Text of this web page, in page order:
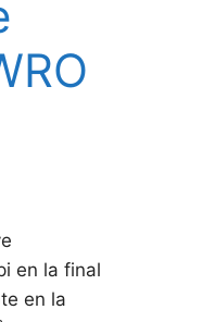
en la final
en la